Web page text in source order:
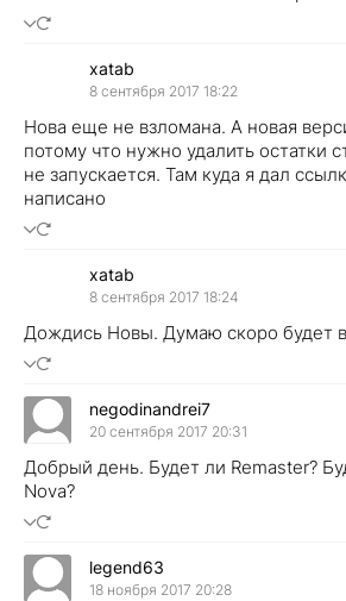
xatab
8 сентября 2017 18:22
Нова еще не взломана. А новая
потому что нужно удалить остатки
не запускается. Там куда я дал
написано
xatab
8 сентября 2017 18:24
Дождись Новы. Думаю скоро будет
negodinandrei7
20 сентября 2017 20:31
Добрый день. Будет ли Remaster?
Nova?
legend63
18 ноября 2017 20:28